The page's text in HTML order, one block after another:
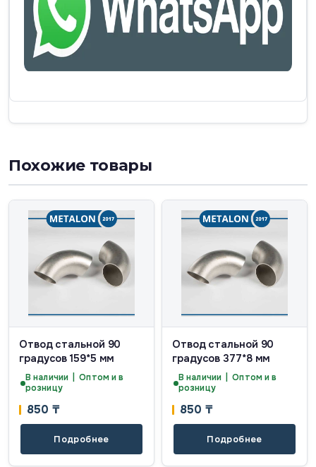
Похожие товары
Отвод стальной 90
градусов 159*5 мм
В наличии | Оптом и в
розницу
850 ₸
Подробнее
Отвод стальной 90
градусов 377*8 мм
В наличии | Оптом и в
розницу
850 ₸
Подробнее